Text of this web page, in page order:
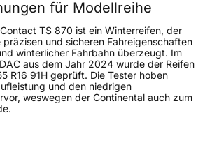
210 km/h
kg
für Modellreihe
TS 870 ist ein Winterreifen, der
und sicheren Fahreigenschaften
winterlicher Fahrbahn überzeugt. Im
aus dem Jahr 2024 wurde der Reifen
R16 91H geprüft. Die Tester hoben
und den niedrigen
weswegen der Continental auch zum